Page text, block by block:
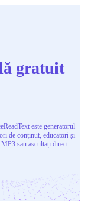
gratuit
este generatorul
de conținut, educatori și
sau ascultați direct.